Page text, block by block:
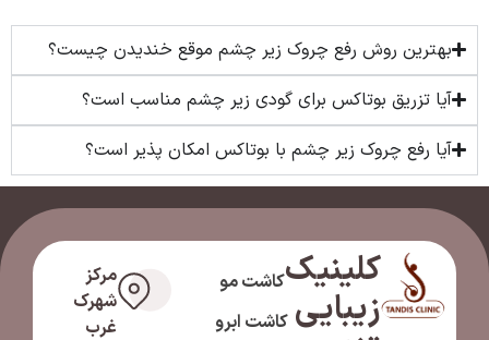
بهترین روش رفع چروک زیر چشم موقع خندیدن چیست؟
آیا تزریق بوتاکس برای گودی زیر چشم مناسب است؟
آیا رفع چروک زیر چشم با بوتاکس امکان پذیر است؟
کلینیک
زیبایی
مرکز
شهرک
غرب
کاشت مو
کاشت ابرو